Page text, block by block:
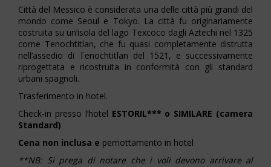
Città del Messico è considerata una delle città più grandi del
mondo come Seoul e Tokyo. La città fu originariamente
costruita su un’isola del lago Texcoco dagli Aztechi nel 1325
come Tenochtitlan, che fu quasi completamente distrutta
nell’assedio di Tenochtitlan del 1521, e successivamente
riprogettata e ricostruita in conformità con gli standard
urbani spagnoli.
Trasferimento in hotel.
Check-in presso l’hotel ESTORIL*** o SIMILARE (camera
Standard)
Cena non inclusa e pernottamento in hotel
**NB: Si prega di notare che i voli devono arrivare al